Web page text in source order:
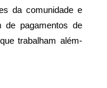
da comunidade e
de pagamentos de
trabalham além-